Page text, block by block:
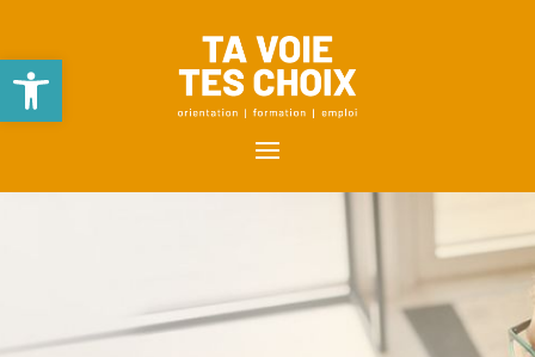
Ouvrir la barre d’outils